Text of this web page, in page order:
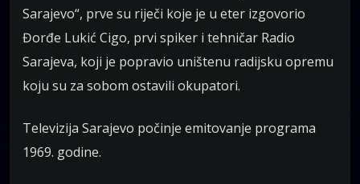
Sarajevo“, prve su riječi koje je u eter izgovorio
Đorđe Lukić Cigo, prvi spiker i tehničar Radio
Sarajeva, koji je popravio uništenu radijsku opremu
koju su za sobom ostavili okupatori.
Televizija Sarajevo počinje emitovanje programa
1969. godine.